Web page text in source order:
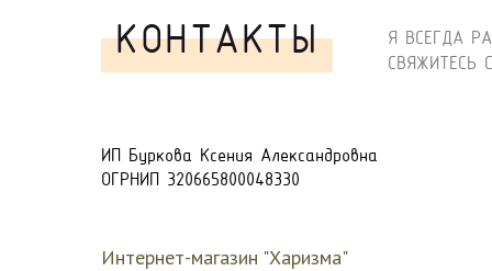
Я ВСЕГДА
СВЯЖИТЕСЬ
КОНТАКТЫ
ИП Буркова Ксения Александровна
ОГРНИП 320665800048330
Интернет-магазин "Харизма"